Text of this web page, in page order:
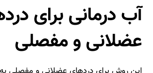
آب درمانی برای
عضلانی و مفصلی